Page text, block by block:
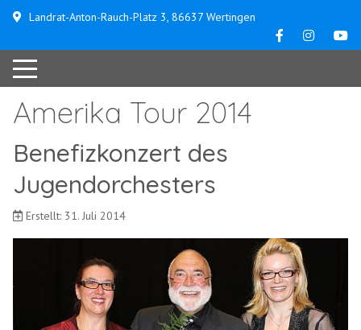
Landrat-Anton-Rauch-Platz 3, 86637 Wertingen
Amerika Tour 2014
Benefizkonzert des
Jugendorchesters
Erstellt: 31. Juli 2014